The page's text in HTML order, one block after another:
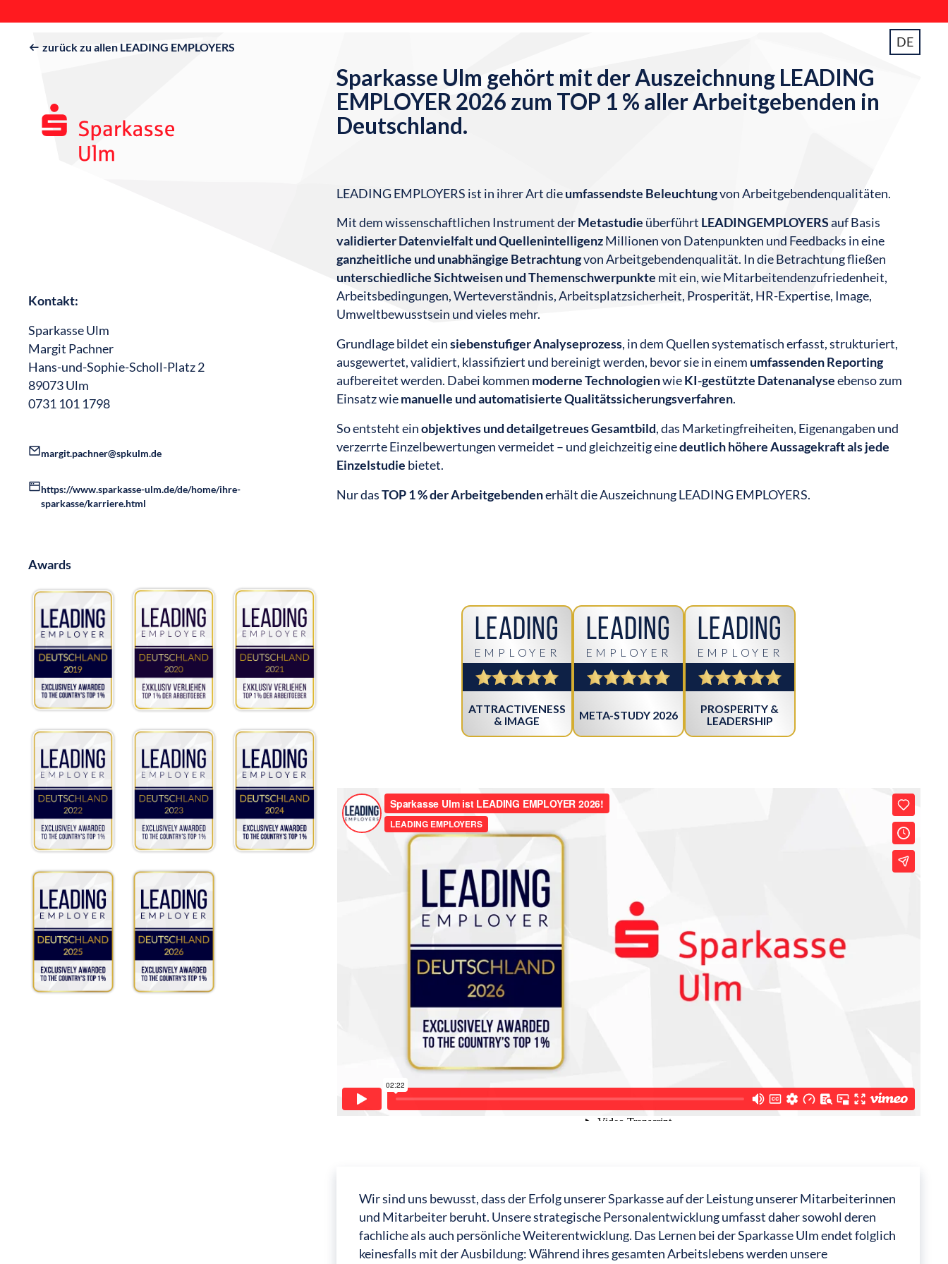
 zurück zu allen LEADING EMPLOYERS DE
Kontakt:
Sparkasse Ulm
Margit Pachner
Hans-und-Sophie-Scholl-Platz 2
89073 Ulm​
0731 101 1798
margit.pachner@spkulm.de
https://www.sparkasse-ulm.de/de/home/ihre-
sparkasse/karriere.html
Awards
Sparkasse Ulm gehört mit der Auszeichnung LEADING
EMPLOYER 2026 zum TOP 1 % aller Arbeitgebenden in
Deutschland.
LEADING EMPLOYERS ist in ihrer Art dieumfassendste Beleuchtungvon Arbeitgebendenqualitäten.
Mit dem wissenschaftlichen Instrument derMetastudie überführt LEADINGEMPLOYERSauf Basis
validierter Datenvielfalt und QuellenintelligenzMillionen von Datenpunkten und Feedbacks in eine
ganzheitliche und unabhängige Betrachtungvon Arbeitgebendenqualität. In die Betrachtung fließen
unterschiedliche Sichtweisen und Themenschwerpunkte mit ein, wie Mitarbeitendenzufriedenheit, ​
Arbeitsbedingungen, Werteverständnis, Arbeitsplatzsicherheit, Prosperität, HR-Expertise, Image,
Umweltbewusstsein und vieles mehr.
Grundlage bildet einsiebenstufiger Analyseprozess, in dem Quellen systematisch erfasst, strukturiert,
ausgewertet, validiert, klassifiziert und bereinigt werden, bevor sie in einem umfassenden Reporting
aufbereitet werden. Dabei kommen moderne TechnologienwieKI-gestützte Datenanalyseebenso zum
Einsatz wiemanuelle und automatisierte Qualitätssicherungsverfahren.
So entsteht einobjektives und detailgetreues Gesamtbild, das Marketingfreiheiten, Eigenangaben und
verzerrte Einzelbewertungen vermeidet – und gleichzeitig einedeutlich höhere Aussagekraft als jede
Einzelstudie bietet.
Nur dasTOP 1 % der Arbeitgebendenerhält die Auszeichnung LEADING EMPLOYERS.
Leading
EMPLOYER
ATTRACTIVENESS
& IMAGE
Leading
EMPLOYER
META-STUDY 2026
Leading
EMPLOYER
PROSPERITY &
LEADERSHIP
Wir sind uns bewusst, dass der Erfolg unserer Sparkasse auf der Leistung unserer Mitarbeiterinnen
und Mitarbeiter beruht. Unsere strategische Personalentwicklung umfasst daher sowohl deren
fachliche als auch persönliche Weiterentwicklung. Das Lernen bei der Sparkasse Ulm endet folglich
keinesfalls mit der Ausbildung: Während ihres gesamten Arbeitslebens werden unsere